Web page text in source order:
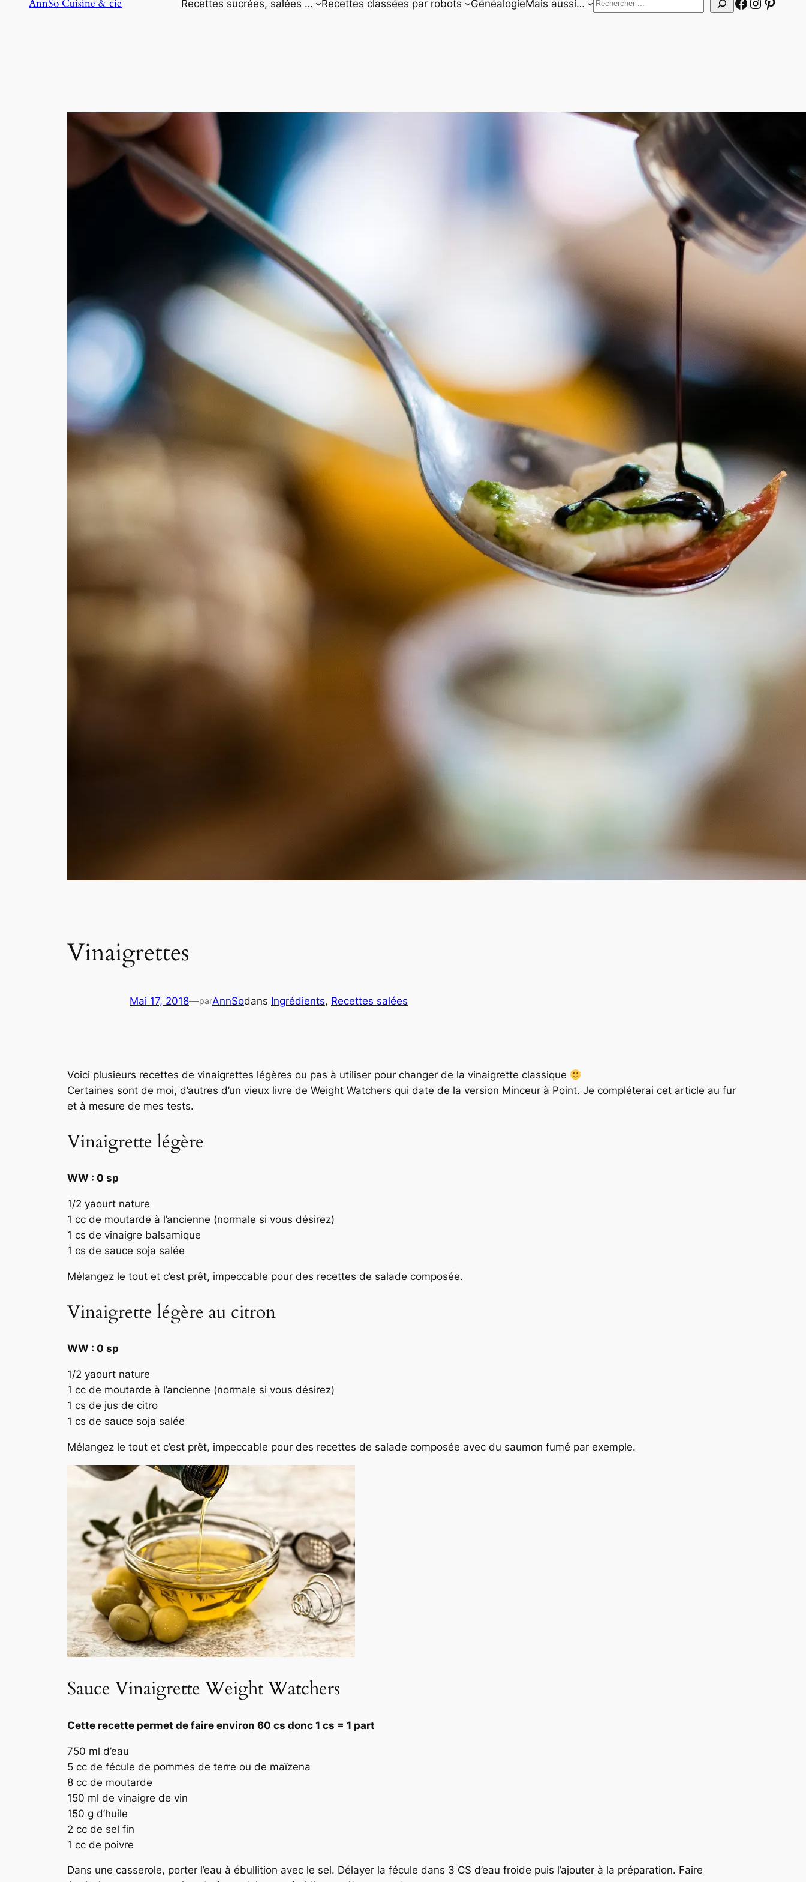
AnnSo Cuisine & cie Recettes sucrées, salées … Recettes classées par robots GénéalogieMais aussi…
Vinaigrettes
Mai 17, 2018—parAnnSodans Ingrédients, Recettes salées
Voici plusieurs recettes de vinaigrettes légères ou pas à utiliser pour changer de la vinaigrette classique
Certaines sont de moi, d’autres d’un vieux livre de Weight Watchers qui date de la version Minceur à Point. Je compléterai cet article au fur
et à mesure de mes tests.
Vinaigrette légère
WW : 0 sp
1/2 yaourt nature
1 cc de moutarde à l’ancienne (normale si vous désirez)
1 cs de vinaigre balsamique
1 cs de sauce soja salée
Mélangez le tout et c’est prêt, impeccable pour des recettes de salade composée.
Vinaigrette légère au citron
WW : 0 sp
1/2 yaourt nature
1 cc de moutarde à l’ancienne (normale si vous désirez)
1 cs de jus de citro
1 cs de sauce soja salée
Mélangez le tout et c’est prêt, impeccable pour des recettes de salade composée avec du saumon fumé par exemple.
Sauce Vinaigrette Weight Watchers
Cette recette permet de faire environ 60 cs donc 1 cs = 1 part
750 ml d’eau
5 cc de fécule de pommes de terre ou de maïzena
8 cc de moutarde
150 ml de vinaigre de vin
150 g d’huile
2 cc de sel fin
1 cc de poivre
Dans une casserole, porter l’eau à ébullition avec le sel. Délayer la fécule dans 3 CS d’eau froide puis l’ajouter à la préparation. Faire